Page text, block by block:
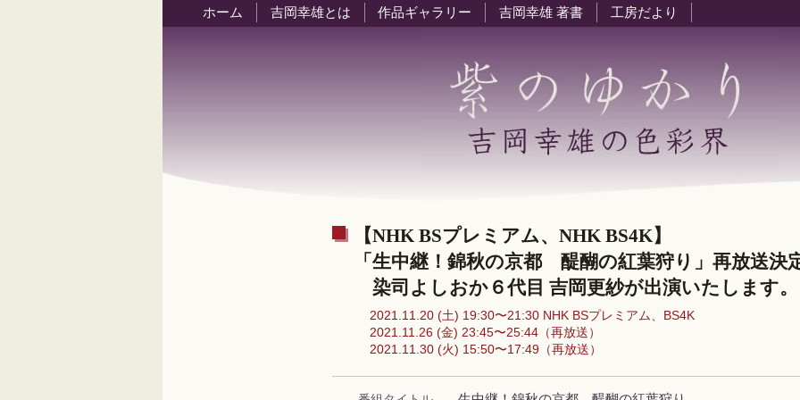
ホーム 吉岡幸雄とは 作品ギャラリー 吉岡幸雄 著書 工房だより
【NHK BSプレミアム、NHK BS4K】
「生中継！錦秋の京都 醍醐の紅葉狩り」再放送決
染司よしおか６代目 吉岡更紗が出演いたします。
2021.11.20 (土) 19:30〜21:30 NHK BSプレミアム、BS4K
2021.11.26 (金) 23:45〜25:44（再放送）
2021.11.30 (火) 15:50〜17:49（再放送）